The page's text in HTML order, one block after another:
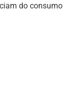
do consumo